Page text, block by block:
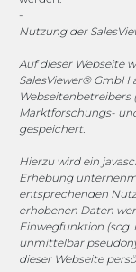
-
Nutzung der
Auf dieser Webseite
SalesViewer®
Webseitenbetreibers
Marktforschungs-
gespeichert.
Hierzu wird ein
Erhebung
entsprechenden
erhobenen Daten
Einwegfunktion (sog.
unmittelbar
dieser Webseite
Fr. 08:00 - 15:00
Sponsoring
1. FC Monheim
© 2025